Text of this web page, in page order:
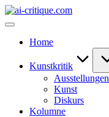
Skip
to
ai-
Home
Kunstkritik
Ausstellungen
Kunst
Diskurs
Kolumne